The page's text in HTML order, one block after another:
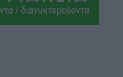
Μεγάλο βήμα
Ακαδημίας